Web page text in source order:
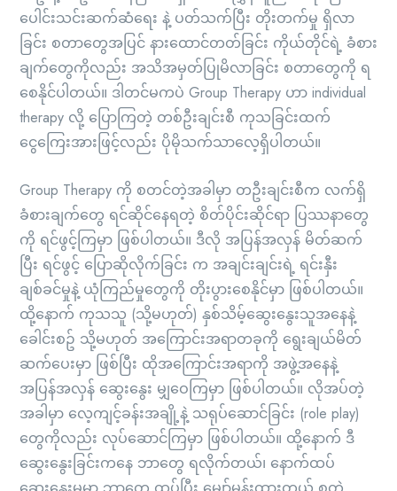
ပေါင်းသင်းဆက်ဆံရေး နဲ့ ပတ်သက်ပြီး တိုးတက်မှု ရှိလာ
ခြင်း စတာတွေအပြင် နားထောင်တတ်ခြင်း ကိုယ်တိုင်ရဲ့ ခံစား
ချက်တွေကိုလည်း အသိအမှတ်ပြုမိလာခြင်း စတာတွေကို ရ
စေနိုင်ပါတယ်။ ဒါတင်မကပဲ Group Therapy ဟာ individual
therapy လို့ ပြောကြတဲ့ တစ်ဦးချင်းစီ ကုသခြင်းထက်
ငွေကြေးအားဖြင့်လည်း ပိုမိုသက်သာလေ့ရှိပါတယ်။
Group Therapy ကို စတင်တဲ့အခါမှာ တဦးချင်းစီက လက်ရှိ
ခံစားချက်တွေ ရင်ဆိုင်နေရတဲ့ စိတ်ပိုင်းဆိုင်ရာ ပြဿနာတွေ
ကို ရင်ဖွင့်ကြမှာ ဖြစ်ပါတယ်။ ဒီလို အပြန်အလှန် မိတ်ဆက်
ပြီး ရင်ဖွင့် ပြောဆိုလိုက်ခြင်း က အချင်းချင်းရဲ့ ရင်းနှီး
ချစ်ခင်မှုနဲ့ ယုံကြည်မှုတွေကို တိုးပွားစေနိုင်မှာ ဖြစ်ပါတယ်။
ထို့နောက် ကုသသူ (သို့မဟုတ်) နှစ်သိမ့်ဆွေးနွေးသူအနေနဲ့
ခေါင်းစဥ် သို့မဟုတ် အကြောင်းအရာတခုကို ရွေးချယ်မိတ်
ဆက်ပေးမှာ ဖြစ်ပြီး ထိုအကြောင်းအရာကို အဖွဲ့အနေနဲ့
အပြန်အလှန် ဆွေးနွေး မျှဝေကြမှာ ဖြစ်ပါတယ်။ လိုအပ်တဲ့
အခါမှာ လေ့ကျင့်ခန်းအချို့နဲ့ သရုပ်ဆောင်ခြင်း (role play)
တွေကိုလည်း လုပ်ဆောင်ကြမှာ ဖြစ်ပါတယ်။ ထို့နောက် ဒီ
ဆွေးနွေးခြင်းကနေ ဘာတွေ ရလိုက်တယ်၊ နောက်ထပ်